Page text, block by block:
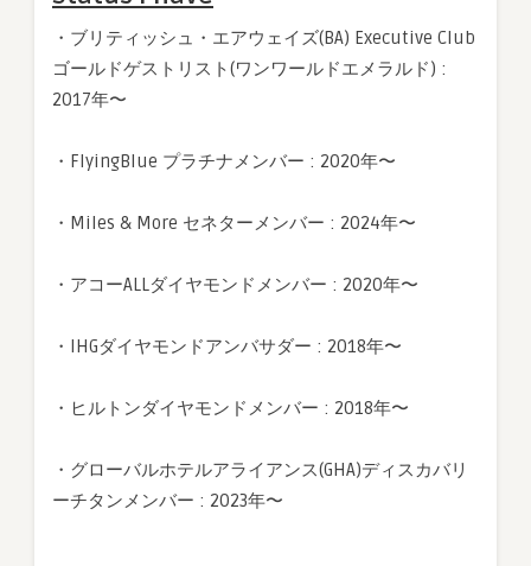
・ブリティッシュ・エアウェイズ(BA) Executive Club
ゴールドゲストリスト(ワンワールドエメラルド) :
2017年〜
・FlyingBlue プラチナメンバー : 2020年〜
・Miles & More セネターメンバー : 2024年〜
・アコーALLダイヤモンドメンバー : 2020年〜
・IHGダイヤモンドアンバサダー : 2018年〜
・ヒルトンダイヤモンドメンバー : 2018年〜
・グローバルホテルアライアンス(GHA)ディスカバリ
ーチタンメンバー : 2023年〜